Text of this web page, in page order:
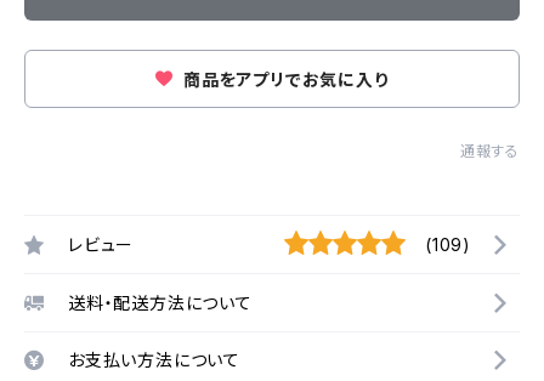
商品をアプリでお気に入り
通報する
レビュー (109)
送料・配送方法について
お支払い方法について